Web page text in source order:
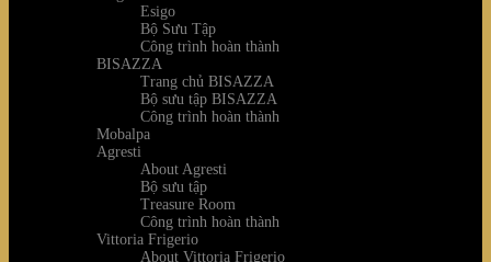
Esigo
Bộ Sưu Tập
Công trình hoàn thành
BISAZZA
Trang chủ BISAZZA
Bộ sưu tập BISAZZA
Công trình hoàn thành
Mobalpa
Agresti
About Agresti
Bộ sưu tập
Treasure Room
Công trình hoàn thành
Vittoria Frigerio
About Vittoria Frigerio